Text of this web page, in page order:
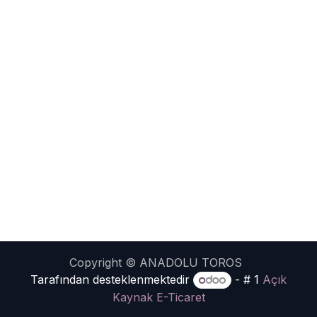
Copyright © ANADOLU TOROS
Tarafından desteklenmektedir
- # 1 Açık
Kaynak E-Ticaret